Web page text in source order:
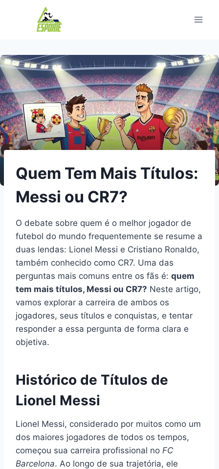
Quem Tem Mais Títulos:
Messi ou CR7?
O debate sobre quem é o melhor jogador de
futebol do mundo frequentemente se resume a
duas lendas: Lionel Messi e Cristiano Ronaldo,
também conhecido como CR7. Uma das
perguntas mais comuns entre os fãs é: quem
tem mais títulos, Messi ou CR7? Neste artigo,
vamos explorar a carreira de ambos os
jogadores, seus títulos e conquistas, e tentar
responder a essa pergunta de forma clara e
objetiva.
Histórico de Títulos de
Lionel Messi
Lionel Messi, considerado por muitos como um
dos maiores jogadores de todos os tempos,
começou sua carreira profissional no FC
Barcelona. Ao longo de sua trajetória, ele